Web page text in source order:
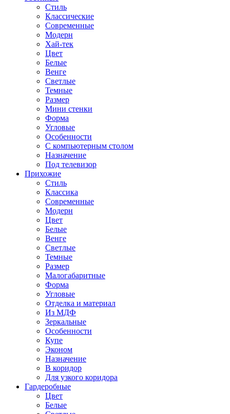
Стиль
Классические
Современные
Модерн
Хай-тек
Цвет
Белые
Венге
Светлые
Темные
Размер
Мини стенки
Форма
Угловые
Особенности
С компьютерным столом
Назначение
Под телевизор
Прихожие
Стиль
Классика
Современные
Модерн
Цвет
Белые
Венге
Светлые
Темные
Размер
Малогабаритные
Форма
Угловые
Отделка и материал
Из МДФ
Зеркальные
Особенности
Купе
Эконом
Назначение
В коридор
Для узкого коридора
Гардеробные
Цвет
Белые